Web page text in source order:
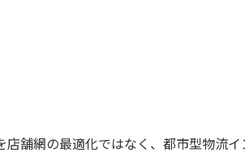
舗網の最適化ではなく、都市型物流